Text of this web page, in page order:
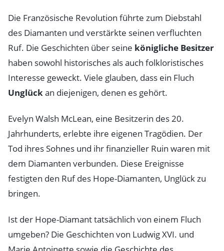
Die Französische Revolution führte zum Diebstahl
des Diamanten und verstärkte seinen verfluchten
Ruf. Die Geschichten über seine königliche Besitzer
haben sowohl historisches als auch folkloristisches
Interesse geweckt. Viele glauben, dass ein Fluch
Unglückan diejenigen, denen es gehört.
Evelyn Walsh McLean, eine Besitzerin des 20.
Jahrhunderts, erlebte ihre eigenen Tragödien. Der
Tod ihres Sohnes und ihr finanzieller Ruin waren mit
dem Diamanten verbunden. Diese Ereignisse
festigten den Ruf des Hope-Diamanten, Unglück zu
bringen.
Ist der Hope-Diamant tatsächlich von einem Fluch
umgeben? Die Geschichten von Ludwig XVI. und